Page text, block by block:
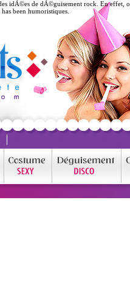
idÃ©es de dÃ©guisement rock. En effet,
been humoristiques.